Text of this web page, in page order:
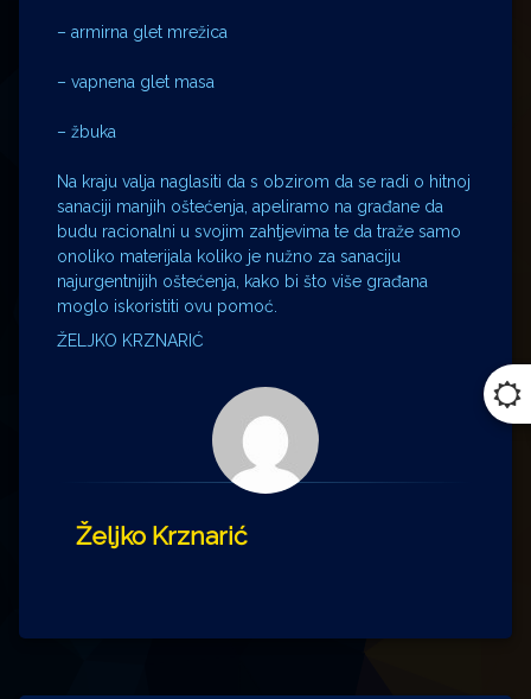
– armirna glet mrežica
– vapnena glet masa
– žbuka
Na kraju valja naglasiti da s obzirom da se radi o hitnoj
sanaciji manjih oštećenja, apeliramo na građane da
budu racionalni u svojim zahtjevima te da traže samo
onoliko materijala koliko je nužno za sanaciju
najurgentnijih oštećenja, kako bi što više građana
moglo iskoristiti ovu pomoć.
ŽELJKO KRZNARIĆ
Željko Krznarić